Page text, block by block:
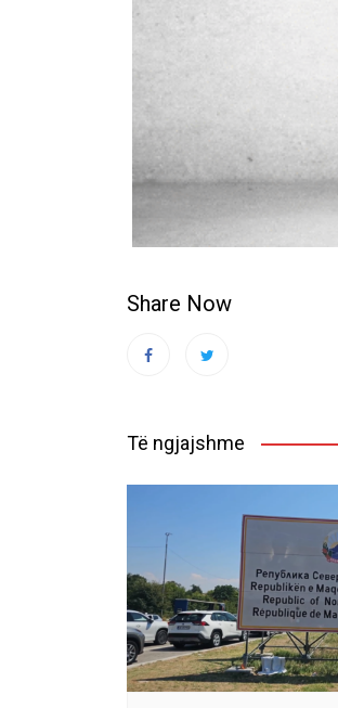
Share Now
Të ngjajshme